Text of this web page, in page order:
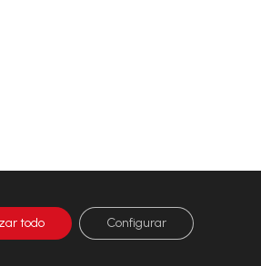
todo Configurar